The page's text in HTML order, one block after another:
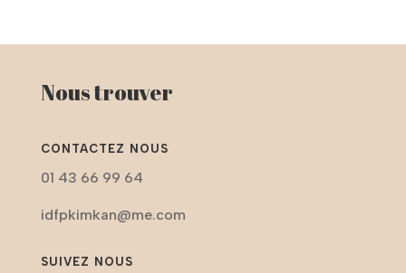
Nous trouver
CONTACTEZ NOUS
01 43 66 99 64
idfpkimkan@me.com
SUIVEZ NOUS